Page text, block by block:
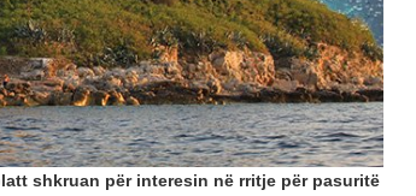
shkruan për interesin në rritje për pasuritë